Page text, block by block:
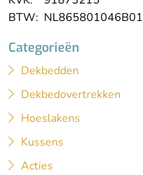
BTW: NL865801046B01
Categorieën
Dekbedden
Dekbedovertrekken
Hoeslakens
Kussens
Acties